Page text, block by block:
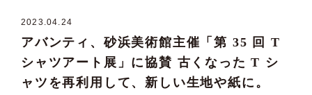
2023.04.24
アバンティ、砂浜美術館主催「第 35 回 T
シャツアート展」に協賛 古くなった T シ
ャツを再利用して、新しい生地や紙に。